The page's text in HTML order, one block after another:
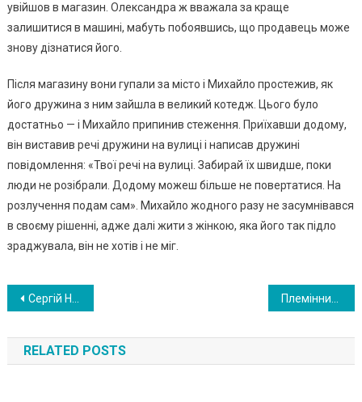
увійшов в магазин. Олександра ж вважала за краще
залишитися в машині, мабуть побоявшись, що продавець може
знову дізнатися його.
Після магазину вони гупали за місто і Михайло простежив, як
його дружина з ним зайшла в великий котедж. Цього було
достатньо — і Михайло припинив стеження. Приїхавши додому,
він виставив речі дружини на вулиці і написав дружині
повідомлення: «Твої речі на вулиці. Забирай їх швидше, поки
люди не розібрали. Додому можеш більше не повертатися. На
розлучення подам сам». Михайло жодного разу не засумнівався
в своєму рішенні, адже далі жити з жінкою, яка його так підло
зраджувала, він не хотів і не міг.
Навигация
по
записям
Сергій Не Приїхав. Навіть Провести Батька В Останню Путь Не Приїхав, І Грошима Мамі Не Допоміг, Хоча Пару Років Назад Вона Віддала Всі Свої Заощадження Йому На Машинy
RELATED POSTS